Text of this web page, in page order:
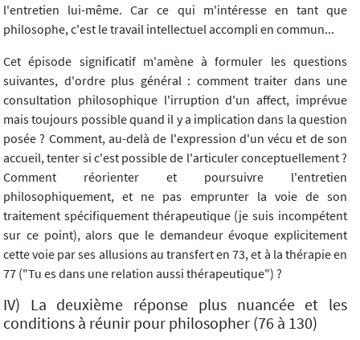
l'entretien lui-même. Car ce qui m'intéresse en tant que
philosophe, c'est le travail intellectuel accompli en commun...
Cet épisode significatif m'amène à formuler les questions
suivantes, d'ordre plus général : comment traiter dans une
consultation philosophique l'irruption d'un affect, imprévue
mais toujours possible quand il y a implication dans la question
posée ? Comment, au-delà de l'expression d'un vécu et de son
accueil, tenter si c'est possible de l'articuler conceptuellement ?
Comment réorienter et poursuivre l'entretien
philosophiquement, et ne pas emprunter la voie de son
traitement spécifiquement thérapeutique (je suis incompétent
sur ce point), alors que le demandeur évoque explicitement
cette voie par ses allusions au transfert en 73, et à la thérapie en
77 ("Tu es dans une relation aussi thérapeutique") ?
IV) La deuxième réponse plus nuancée et les
conditions à réunir pour philosopher (76 à 130)